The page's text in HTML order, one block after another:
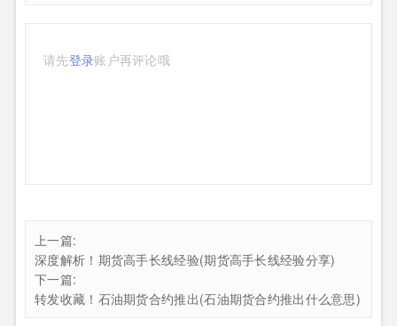
请先登录账户再评论哦
上一篇:
深度解析！期货高手长线经验(期货高手长线经验分享)
下一篇:
转发收藏！石油期货合约推出(石油期货合约推出什么意思)